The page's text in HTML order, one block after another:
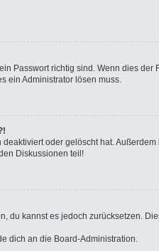
Passwort richtig sind. Wenn dies
ein Administrator lösen muss.
oder gelöscht hat.
Diskussionen teil!
kannst es jedoch zurücksetzen.
dich an die Board-Administration.